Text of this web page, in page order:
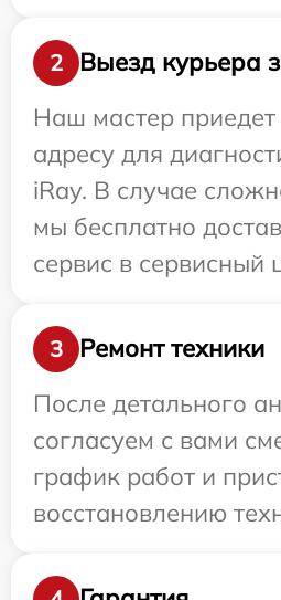
2
Выезд курьера
Наш мастер
адресу для
iRay. В случае
мы бесплатно
сервис в сервисный
3
Ремонт техники
После детального
согласуем с вами
график работ и
восстановлению